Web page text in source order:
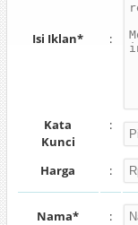
Isi Iklan* :
Kata
Kunci
:
Harga :
Nama* :